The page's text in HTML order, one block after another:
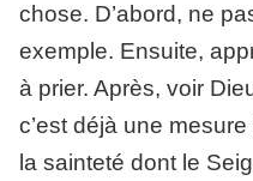
chose. D’abord, ne
exemple. Ensuite,
à prier. Après, voir
c’est déjà une
la sainteté dont le